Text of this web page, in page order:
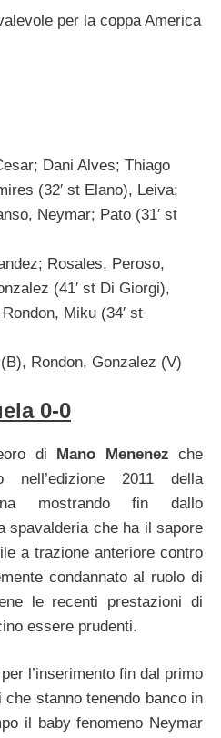
per la coppa America
Dani Alves; Thiago
(32′ st Elano), Leiva;
Neymar; Pato (31′ st
Rosales, Peroso,
(41′ st Di Giorgi),
Miku (34′ st
Rondon, Gonzalez (V)
0-0
di Mano Menenez che
2011 della
mostrando fin dallo
spavalderia che ha il sapore
a trazione anteriore contro
condannato al ruolo di
le recenti prestazioni di
essere prudenti.
l’inserimento fin dal primo
stanno tenendo banco in
il baby fenomeno Neymar